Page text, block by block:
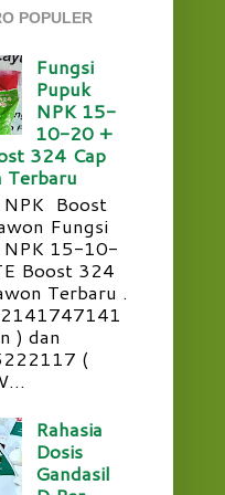
POPULER
Fungsi
Pupuk
NPK 15-
10-20 +
324 Cap
Terbaru
NPK Boost
Fungsi
NPK 15-10-
Boost 324
Terbaru .
) dan
(
Rahasia
Dosis
Gandasil